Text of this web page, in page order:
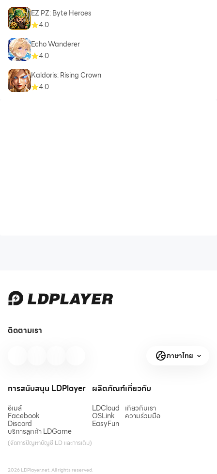
EZ PZ: Byte Heroes
4.0
Echo Wanderer
4.0
Kaldoris: Rising Crown
4.0
ติดตามเรา
ภาษาไทย
การสนับสนุน LDPlayer
อีเมล์
Facebook
Discord
บริการลูกค้า LDGame
(จัดการปัญหาบัญชี LD และการเติม)
ผลิตภัณฑ์
LDCloud
OSLink
EasyFun
เกี่ยวกับ
เกี่ยวกับเรา
ความร่วมมือ
2026 LDPlayer.net. All rights reserved.